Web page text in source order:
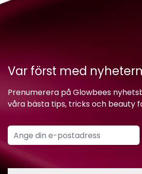
Var först med
Prenumerera på Glowbees
våra bästa tips, tricks och beauty